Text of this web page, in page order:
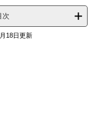
次
18日更新